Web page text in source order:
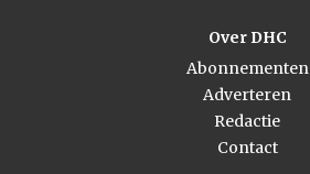
Over DHC
Abonnementen
Adverteren
Redactie
Contact